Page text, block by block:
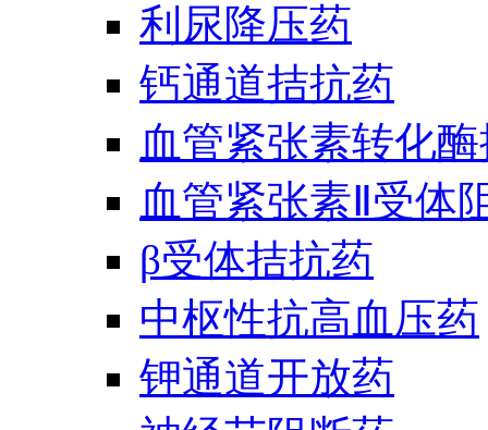
利尿降压药
钙通道拮抗药
血管紧张素转化
血管紧张素Ⅱ受体
β受体拮抗药
中枢性抗高血压药
钾通道开放药